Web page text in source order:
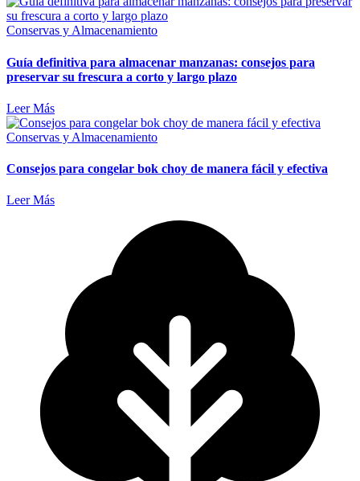
Conservas y Almacenamiento
Guía definitiva para almacenar manzanas: consejos para
preservar su frescura a corto y largo plazo
Leer Más
Conservas y Almacenamiento
Consejos para congelar bok choy de manera fácil y efectiva
Leer Más